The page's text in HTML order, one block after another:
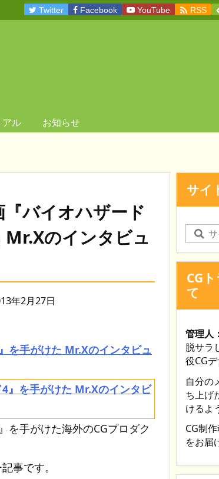
アル お知らせ
Twitter Facebook YouTube  RSS
『バイオハザード
のインタビュ
年2月27日
を手がけた Mr.Xのインタビュ
を手がけた海外のCGプロダク
事です。
サイ
CG
て
管理人
脱サラ
役CGデ
自分の
ち上げ
けるよ
CG制
をお届